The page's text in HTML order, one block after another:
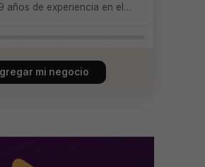
años de experiencia en el
mi negocio